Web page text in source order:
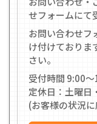
せフォームにて
お問い合わせフ
け付けておりま
さい。
受付時間 9:00
定休日：土曜日
(お客様の状況に